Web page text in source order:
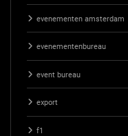
evenementen amsterdam
evenementenbureau
event bureau
export
f1